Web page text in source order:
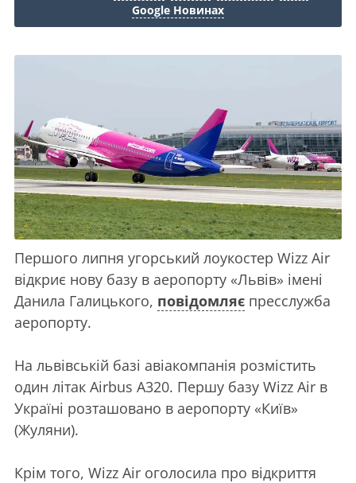
Google Новинах
Першого липня угорський лоукостер Wizz Air
відкриє нову базу в аеропорту «Львів» імені
Данила Галицького, повідомляє пресслужба
аеропорту.
На львівській базі авіакомпанія розмістить
один літак Airbus A320. Першу базу Wizz Air в
Україні розташовано в аеропорту «Київ»
(Жуляни).
Крім того, Wizz Air оголосила про відкриття